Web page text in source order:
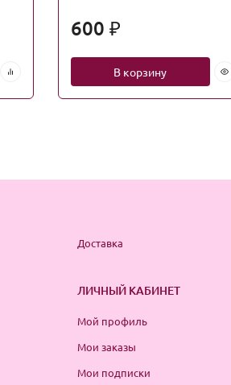
600 ₽
В корзину
Доставка
ЛИЧНЫЙ КАБИНЕТ
Мой профиль
Мои заказы
Мои подписки